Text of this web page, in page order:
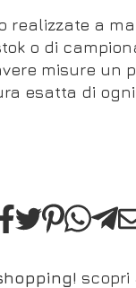
realizzate a
o di
misure un
esatta di ogni
scopri